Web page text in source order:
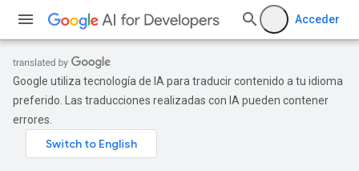
Acceder
Google utiliza tecnología de IA para traducir contenido a tu idioma
preferido. Las traducciones realizadas con IA pueden contener
errores.